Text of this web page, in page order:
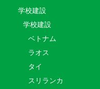
学校建設
学校建設
ベトナム
ラオス
タイ
スリランカ